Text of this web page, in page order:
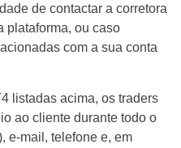
de contactar a corretora
plataforma, ou caso
com a sua conta
listadas acima, os traders
ao cliente durante todo o
e-mail, telefone e, em